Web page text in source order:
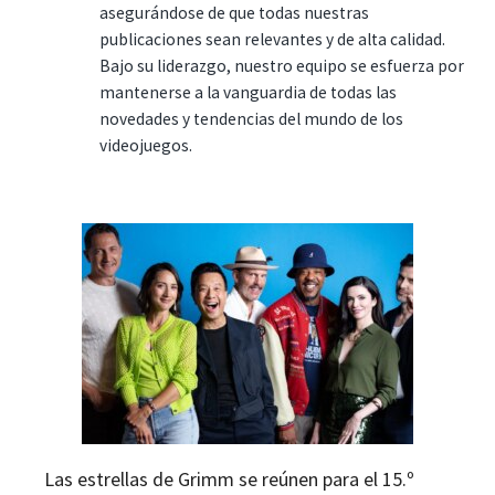
asegurándose de que todas nuestras
publicaciones sean relevantes y de alta calidad.
Bajo su liderazgo, nuestro equipo se esfuerza por
mantenerse a la vanguardia de todas las
novedades y tendencias del mundo de los
videojuegos.
Las estrellas de Grimm se reúnen para el 15.º